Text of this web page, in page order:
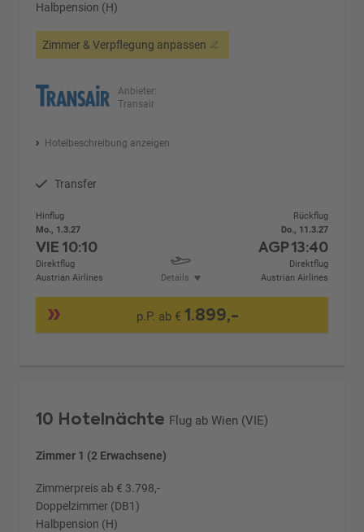
Halbpension (H)
Zimmer & Verpflegung anpassen
Anbieter:
Transair
Hotelbeschreibung anzeigen
Transfer
Hinflug
Mo., 1.3.27
VIE10:10
Direktflug
Austrian Airlines
Details
Rückflug
Do., 11.3.27
AGP13:40
Direktflug
Austrian Airlines
p.P. ab €1.899,-
10 Hotelnächte Flug ab Wien (VIE)
Zimmer 1 (2 Erwachsene)
Zimmerpreis ab € 3.798,-
Doppelzimmer (DB1)
Halbpension (H)